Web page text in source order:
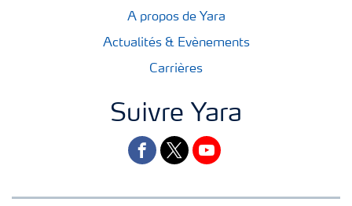
A propos de Yara
Actualités & Evènements
Carrières
Suivre Yara
facebooktwitteryoutube